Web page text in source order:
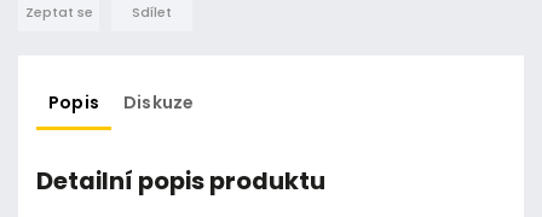
Zeptat se Sdílet
Popis Diskuze
Detailní popis produktu